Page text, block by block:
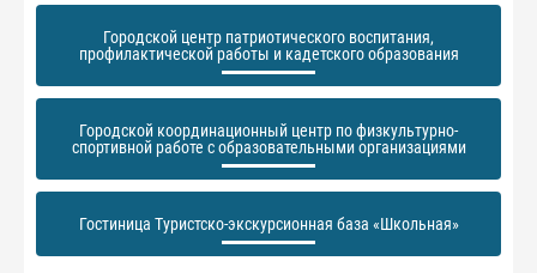
Городской центр патриотического воспитания,
профилактической работы и кадетского образования
Городской координационный центр по физкультурно-
спортивной работе с образовательными организациями
Гостиница Туристско-экскурсионная база «Школьная»